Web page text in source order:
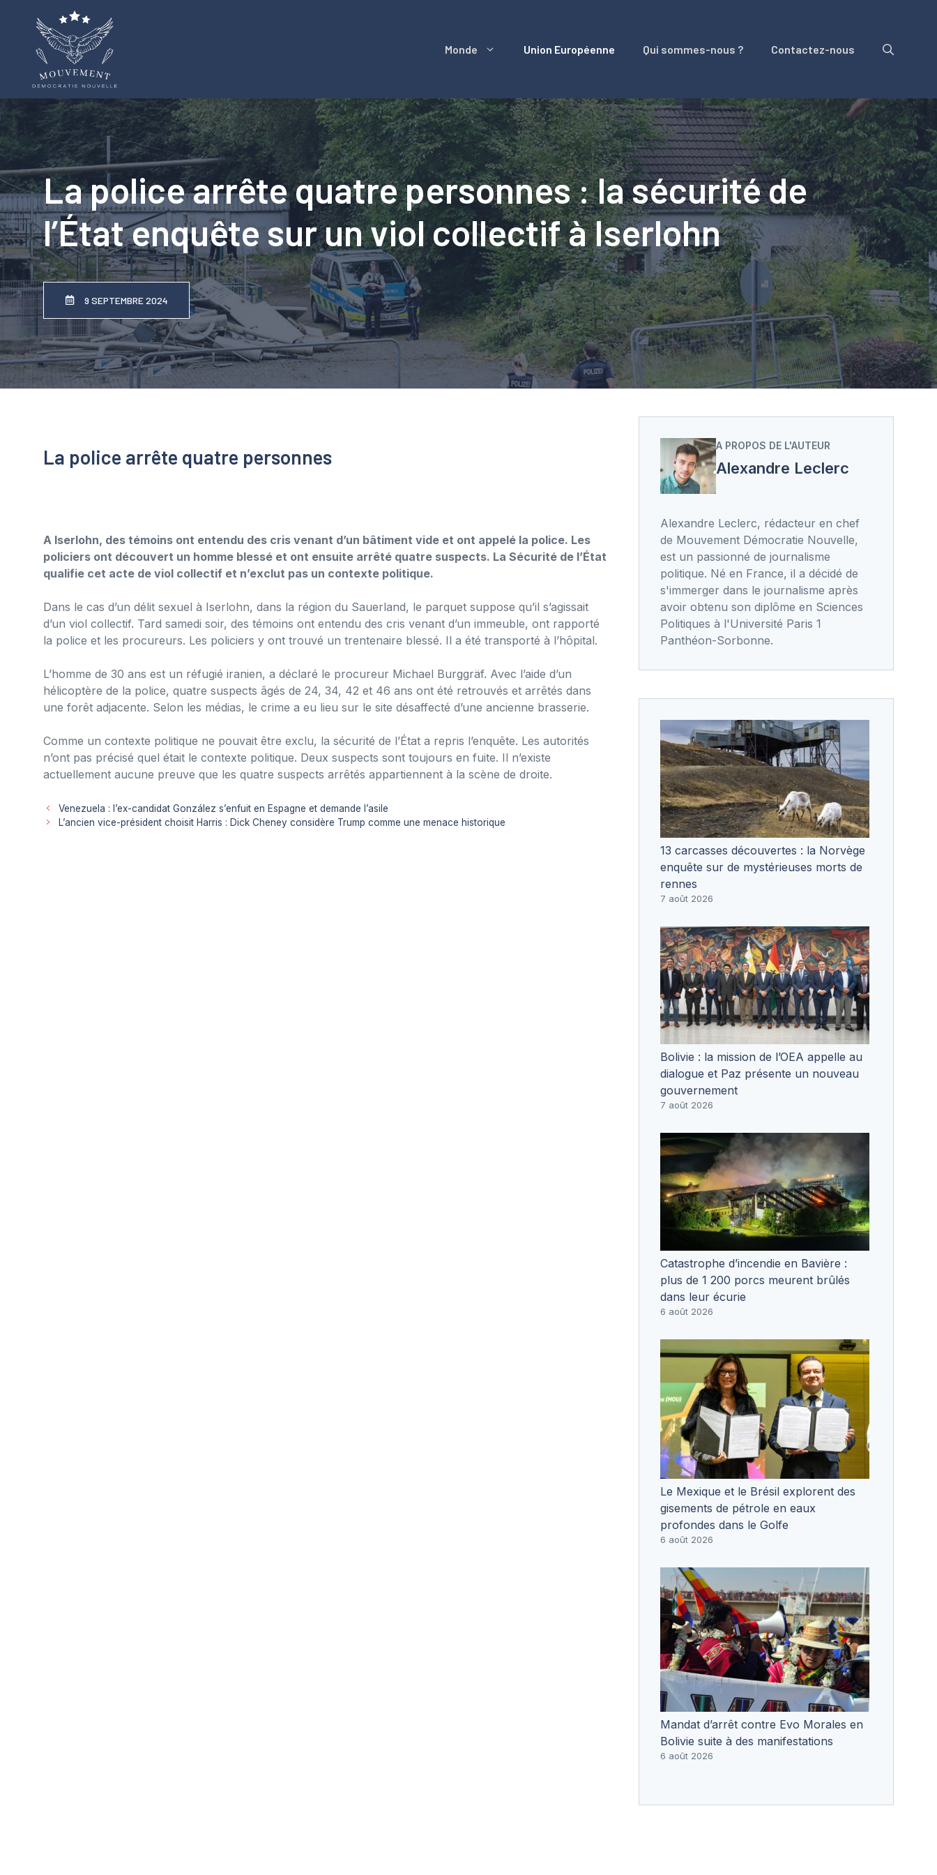
Monde Union Européenne Qui sommes-nous ? Contactez-nous
La police arrête quatre personnes : la sécurité de
l’État enquête sur un viol collectif à Iserlohn
9 SEPTEMBRE 2024
La police arrête quatre personnes
A Iserlohn, des témoins ont entendu des cris venant d’un bâtiment vide et ont appelé la police. Les
policiers ont découvert un homme blessé et ont ensuite arrêté quatre suspects. La Sécurité de l’État
qualifie cet acte de viol collectif et n’exclut pas un contexte politique.
Dans le cas d’un délit sexuel à Iserlohn, dans la région du Sauerland, le parquet suppose qu’il s’agissait
d’un viol collectif. Tard samedi soir, des témoins ont entendu des cris venant d’un immeuble, ont rapporté
la police et les procureurs. Les policiers y ont trouvé un trentenaire blessé. Il a été transporté à l’hôpital.
L’homme de 30 ans est un réfugié iranien, a déclaré le procureur Michael Burggräf. Avec l’aide d’un
hélicoptère de la police, quatre suspects âgés de 24, 34, 42 et 46 ans ont été retrouvés et arrêtés dans
une forêt adjacente. Selon les médias, le crime a eu lieu sur le site désaffecté d’une ancienne brasserie.
Comme un contexte politique ne pouvait être exclu, la sécurité de l’État a repris l’enquête. Les autorités
n’ont pas précisé quel était le contexte politique. Deux suspects sont toujours en fuite. Il n’existe
actuellement aucune preuve que les quatre suspects arrêtés appartiennent à la scène de droite.
Venezuela : l’ex-candidat González s’enfuit en Espagne et demande l’asile
L’ancien vice-président choisit Harris : Dick Cheney considère Trump comme une menace historique
A PROPOS DE L'AUTEUR
Alexandre Leclerc
Alexandre Leclerc, rédacteur en chef
de Mouvement Démocratie Nouvelle,
est un passionné de journalisme
politique. Né en France, il a décidé de
s'immerger dans le journalisme après
avoir obtenu son diplôme en Sciences
Politiques à l'Université Paris 1
Panthéon-Sorbonne.
13 carcasses découvertes : la Norvège
enquête sur de mystérieuses morts de
rennes
7 août 2026
Bolivie : la mission de l’OEA appelle au
dialogue et Paz présente un nouveau
gouvernement
7 août 2026
Catastrophe d’incendie en Bavière :
plus de 1 200 porcs meurent brûlés
dans leur écurie
6 août 2026
Le Mexique et le Brésil explorent des
gisements de pétrole en eaux
profondes dans le Golfe
6 août 2026
Mandat d’arrêt contre Evo Morales en
Bolivie suite à des manifestations
6 août 2026